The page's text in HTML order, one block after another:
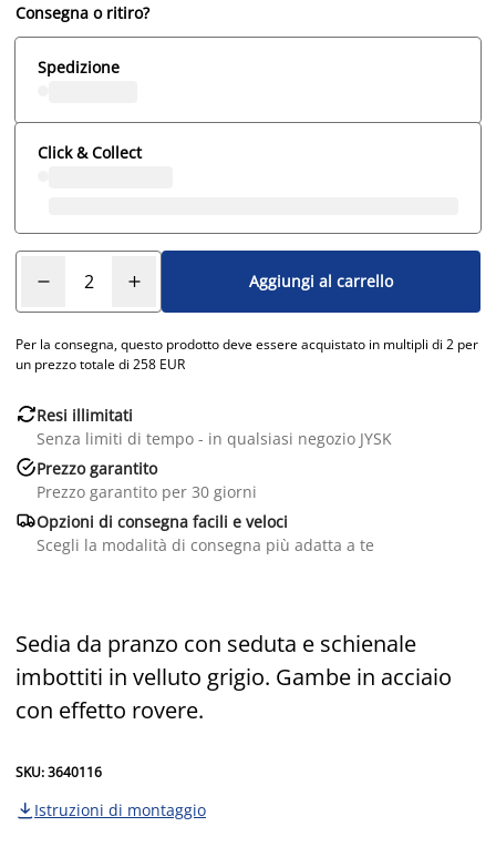
Consegna o ritiro?
Spedizione
Click & Collect
Aggiungi al carrello
Per la consegna, questo prodotto deve essere acquistato in multipli di 2 per
un prezzo totale di 258 EUR
Resi illimitati
Senza limiti di tempo - in qualsiasi negozio JYSK
Prezzo garantito
Prezzo garantito per 30 giorni
Opzioni di consegna facili e veloci
Scegli la modalità di consegna più adatta a te
Sedia da pranzo con seduta e schienale
imbottiti in velluto grigio. Gambe in acciaio
con effetto rovere.
SKU: 3640116
 Istruzioni di montaggio